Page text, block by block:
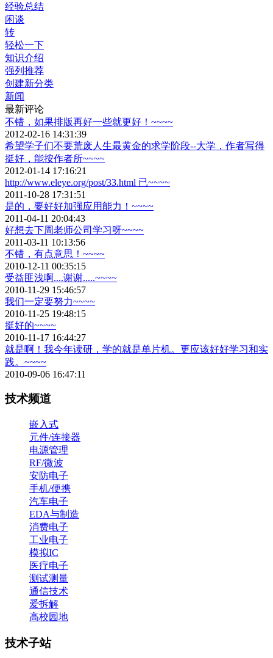
经验总结
闲谈
转
轻松一下
知识介绍
强列推荐
创建新分类
新闻
最新评论
不错，如果排版再好一些就更好！~~~~
2012-02-16 14:31:39
希望学子们不要荒废人生最黄金的求学阶段--大学，作者写得
挺好，能按作者所~~~~
2012-01-14 17:16:21
http://www.eleye.org/post/33.html 已~~~~
2011-10-28 17:31:51
是的，要好好加强应用能力！~~~~
2011-04-11 20:04:43
好想去下周老师公司学习呀~~~~
2011-03-11 10:13:56
不错，有点意思！~~~~
2010-12-11 00:35:15
受益匪浅啊....谢谢.....~~~~
2010-11-29 15:46:57
我们一定要努力~~~~
2010-11-25 19:48:15
挺好的~~~~
2010-11-17 16:44:27
就是啊！我今年读研，学的就是单片机。更应该好好学习和实
践。~~~~
2010-09-06 16:47:11
技术频道
嵌入式
元件/连接器
电源管理
RF/微波
安防电子
手机/便携
汽车电子
EDA与制造
消费电子
工业电子
模拟IC
医疗电子
测试测量
通信技术
爱拆解
高校园地
技术子站